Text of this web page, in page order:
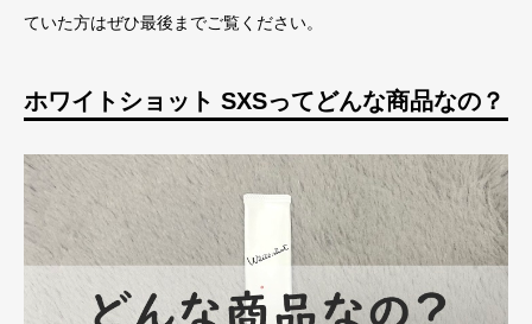
ていた方はぜひ最後までご覧ください。
ホワイトショット SXSってどんな商品なの？